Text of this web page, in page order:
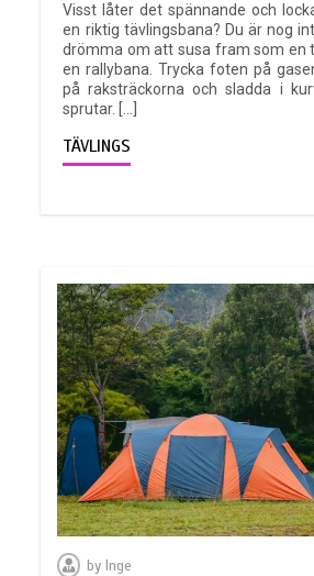
Visst låter det spännande och
en riktig tävlingsbana? Du är nog
drömma om att susa fram som en
en rallybana. Trycka foten på
på raksträckorna och sladda i
sprutar. […]
TÄVLINGS
byInge